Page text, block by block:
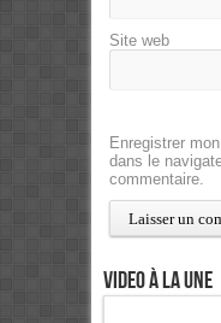
Site web
Enregistrer
dans le
commentaire.
Video à la Une